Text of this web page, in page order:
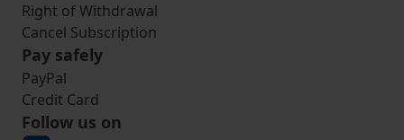
Right of Withdrawal
Cancel Subscription
Pay safely
PayPal
Credit Card
Follow us on